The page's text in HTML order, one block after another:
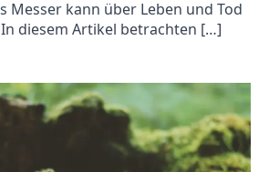
Messer kann über Leben und Tod
diesem Artikel betrachten […]